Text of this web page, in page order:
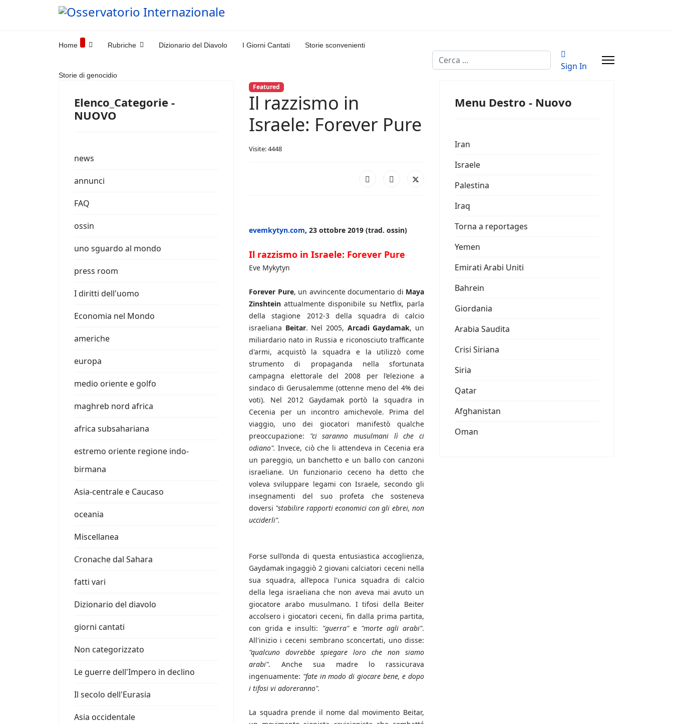
Home Rubriche Dizionario del Diavolo I Giorni Cantati Storie sconvenienti
Storie di genocidio
Cerca
Sign In
Elenco_Categorie -
NUOVO
news
annunci
FAQ
ossin
uno sguardo al mondo
press room
I diritti dell'uomo
Economia nel Mondo
americhe
europa
medio oriente e golfo
maghreb nord africa
africa subsahariana
estremo oriente regione indo-
birmana
Asia-centrale e Caucaso
oceania
Miscellanea
Cronache dal Sahara
fatti vari
Dizionario del diavolo
giorni cantati
Non categorizzato
Le guerre dell'Impero in declino
Il secolo dell'Eurasia
Asia occidentale
Featured
Il razzismo in
Israele: Forever Pure
Visite: 4448
evemkytyn.com, 23 ottobre 2019 (trad. ossin)
Il razzismo in Israele: Forever Pure
Eve Mykytyn
Forever Pure, un avvincente documentario di Maya
Zinshtein attualmente disponibile su Netflix, parla
della stagione 2012-3 della squadra di calcio
israeliana Beitar. Nel 2005, Arcadi Gaydamak, un
miliardario nato in Russia e riconosciuto trafficante
d'armi, acquistò la squadra e la utilizzò come
strumento di propaganda nella sfortunata
campagna elettorale del 2008 per l’elezione a
sindaco di Gerusalemme (ottenne meno del 4% dei
voti). Nel 2012 Gaydamak portò la squadra in
Cecenia per un incontro amichevole. Prima del
viaggio, uno dei giocatori manifestò qualche
preoccupazione: "ci saranno musulmani lì che ci
odiano". Invece, ciò che li attendeva in Cecenia era
un pareggio, un banchetto e un ballo con canzoni
israeliane. Un funzionario ceceno ha detto che
voleva sviluppare legami con Israele, secondo gli
insegnamenti del suo profeta che sosteneva
doversi "stabilire rapporti economici con gli ebrei, non
ucciderli".
Forse sull’onda di questa entusiastica accoglienza,
Gaydamak ingaggiò 2 giovani calciatori ceceni nella
sua squadra, all’epoca l'unica squadra di calcio
della lega israeliana che non aveva mai avuto un
giocatore arabo musulmano. I tifosi della Beiter
accolsero i giocatori ceceni, fin dalla prima partita,
con grida e insulti: "guerra"e "morte agli arabi".
All'inizio i ceceni sembrano sconcertati, uno disse:
"qualcuno dovrebbe spiegare loro che non siamo
arabi". Anche sua madre lo rassicurava
ingenuamente: "fate in modo di giocare bene, e dopo
i tifosi vi adoreranno".
La squadra prende il nome dal movimento Beitar,
Menu Destro - Nuovo
Iran
Israele
Palestina
Iraq
Torna a reportages
Yemen
Emirati Arabi Uniti
Bahrein
Giordania
Arabia Saudita
Crisi Siriana
Siria
Qatar
Afghanistan
Oman